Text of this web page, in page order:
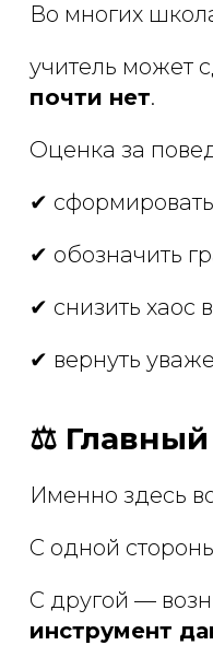
Во многих
учитель может
почти нет.
Оценка за
✔
✔ обозначить
✔ снизить хаос
✔ вернуть
⚖️ Главный
Именно здесь
С одной
С другой —
инструмент